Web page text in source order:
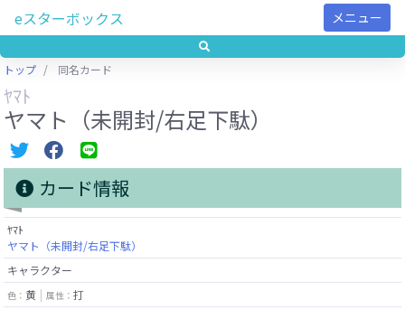
eスターボックス メニュー
トップ 同名カード
ﾔﾏﾄ
ヤマト（未開封/右足下駄）
カード情報
ﾔﾏﾄ
ヤマト（未開封/右足下駄）
キャラクター
色： 黄 属性： 打